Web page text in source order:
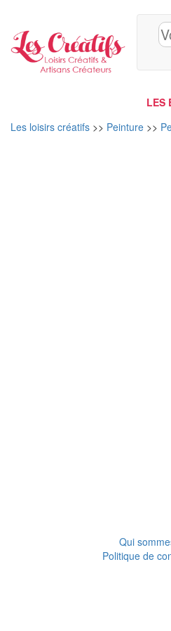
LES
Les loisirs créatifs >> Peinture >>
Qui
Politique de